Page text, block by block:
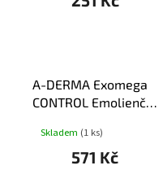
A-DERMA Exomega
CONTROL Emolienční
Skladem (1 ks)
571 Kč